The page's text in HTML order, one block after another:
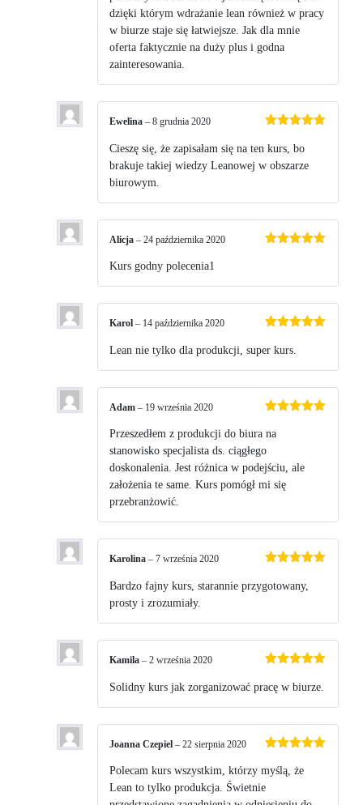
dzięki którym wdrażanie lean również w pracy
w biurze staje się łatwiejsze. Jak dla mnie
oferta faktycznie na duży plus i godna
zainteresowania.
na 5
Ewelina – 8 grudnia 2020
Cieszę się, że zapisałam się na ten kurs, bo
brakuje takiej wiedzy Leanowej w obszarze
biurowym.
Alicja – 24 października 2020
Kurs godny polecenia1
na 5
Karol – 14 października 2020
Lean nie tylko dla produkcji, super kurs.
na 5
Adam – 19 września 2020
Przeszedłem z produkcji do biura na
stanowisko specjalista ds. ciągłego
doskonalenia. Jest różnica w podejściu, ale
założenia te same. Kurs pomógł mi się
przebranżowić.
na 5
Karolina – 7 września 2020
Bardzo fajny kurs, starannie przygotowany,
prosty i zrozumiały.
na 5
Kamila – 2 września 2020
Solidny kurs jak zorganizować pracę w biurze.
na 5
Joanna Czepiel – 22 sierpnia 2020
Polecam kurs wszystkim, którzy myślą, że
Lean to tylko produkcja. Świetnie